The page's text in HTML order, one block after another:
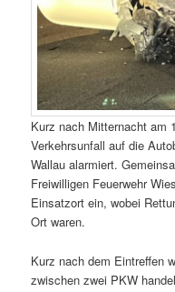
Kurz nach Mitternacht am
Verkehrsunfall auf die
Wallau alarmiert.
Freiwilligen Feuerwehr
Einsatzort ein, wobei
Ort waren.
Kurz nach dem Eintreffen
zwischen zwei PKW